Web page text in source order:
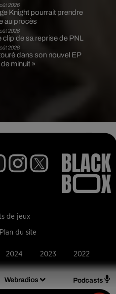
Webradios Podcasts
2026
Knight pourrait prendre
au procès
2026
clip de sa reprise de PNL
2026
dans son nouvel EP
minuit »
de jeux
Plan du site
2024 2023 2022